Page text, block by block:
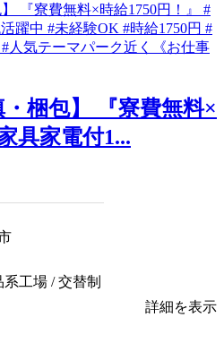
・梱包】 『寮費無料×
具家電付1...
工場 / 交替制
詳細を表示